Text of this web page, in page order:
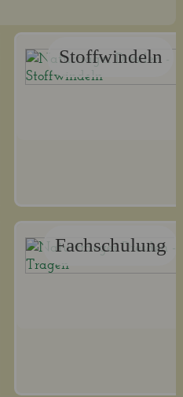
Stoffwindeln
Fachschulung